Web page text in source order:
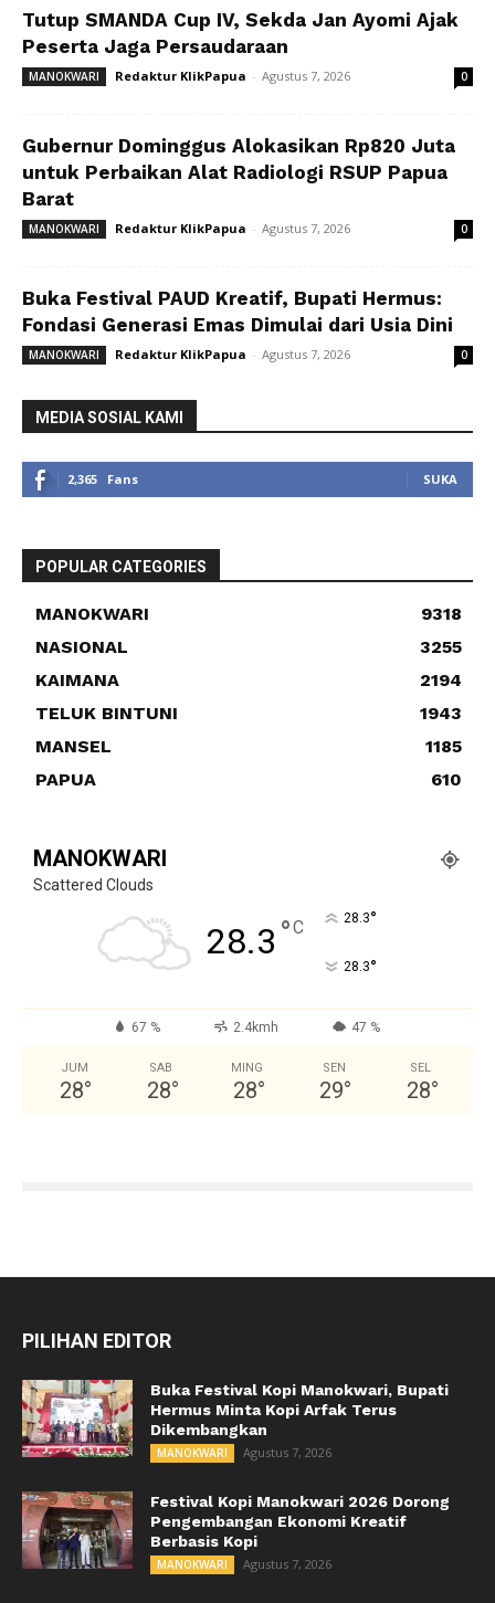
Tutup SMANDA Cup IV, Sekda Jan Ayomi Ajak
Peserta Jaga Persaudaraan
MANOKWARI Redaktur KlikPapua - Agustus 7, 2026 0
Gubernur Dominggus Alokasikan Rp820 Juta
untuk Perbaikan Alat Radiologi RSUP Papua
Barat
MANOKWARI Redaktur KlikPapua - Agustus 7, 2026 0
Buka Festival PAUD Kreatif, Bupati Hermus:
Fondasi Generasi Emas Dimulai dari Usia Dini
MANOKWARI Redaktur KlikPapua - Agustus 7, 2026 0
MEDIA SOSIAL KAMI
2,365 Fans SUKA
POPULAR CATEGORIES
MANOKWARI
9318
NASIONAL
3255
KAIMANA
2194
TELUK BINTUNI
1943
MANSEL
1185
PAPUA
610
MANOKWARI
Scattered Clouds
28.3 °C 28.3°
28.3°
67 % 2.4kmh 47 %
JUM
28°
SAB
28°
MING
28°
SEN
29°
SEL
28°
PILIHAN EDITOR
Buka Festival Kopi Manokwari, Bupati
Hermus Minta Kopi Arfak Terus
Dikembangkan
MANOKWARI Agustus 7, 2026
Festival Kopi Manokwari 2026 Dorong
Pengembangan Ekonomi Kreatif
Berbasis Kopi
MANOKWARI Agustus 7, 2026